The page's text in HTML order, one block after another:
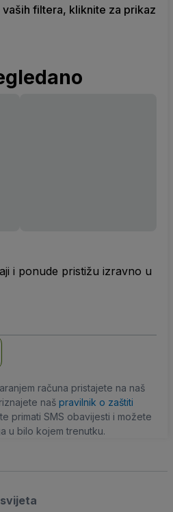
filtera, kliknite za prikaz
i ponude pristižu izravno u
računa pristajete na naš
naš pravilnik o zaštiti
primati SMS obavijesti i možete
u bilo kojem trenutku.